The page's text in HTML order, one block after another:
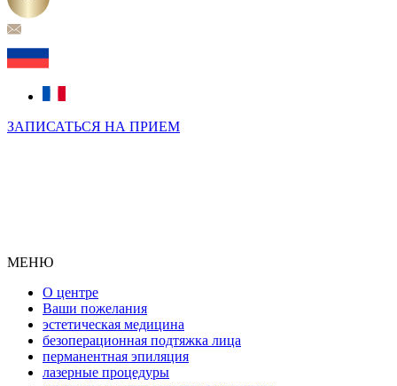
ЗАПИСАТЬСЯ НА ПРИЕМ
МЕНЮ
О центре
Ваши пожелания
эстетическая медицина
безоперационная подтяжка лица
перманентная эпиляция
лазерные процедуры